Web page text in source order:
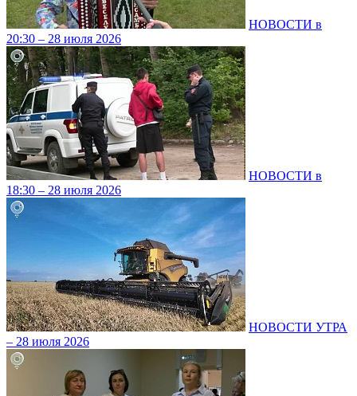
НОВОСТИ в
20:30 – 28 июля 2026
НОВОСТИ в
18:30 – 28 июля 2026
НОВОСТИ УТРА
– 28 июля 2026